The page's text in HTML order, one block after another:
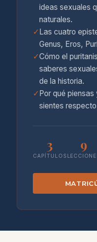
ideas sexuales
naturales.
✓Las cuatro
Genus, Eros,
✓Cómo el
saberes
de la historia.
✓Por qué
sientes
3
CAPÍTULOS
9